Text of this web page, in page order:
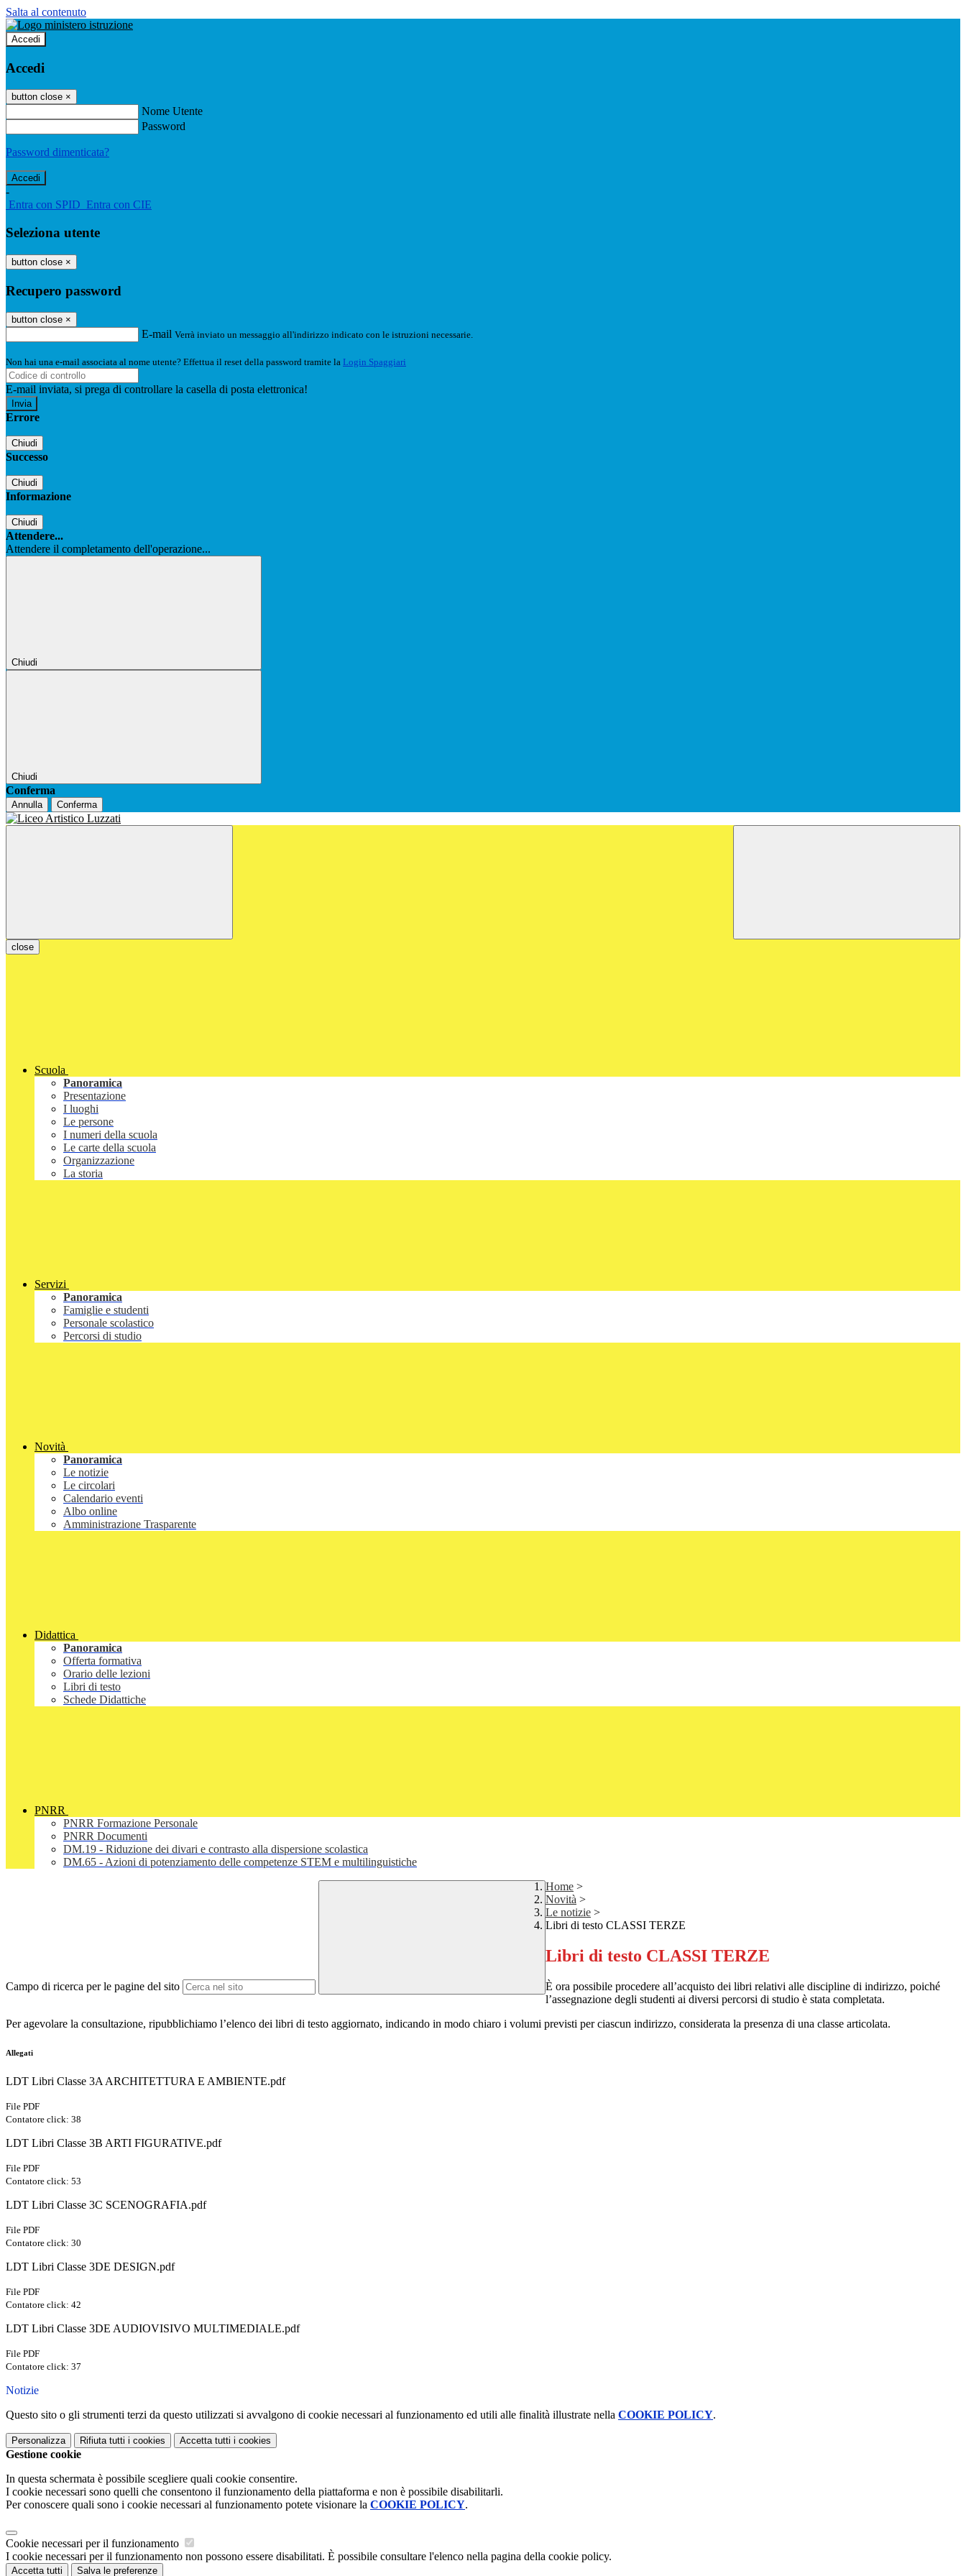
Salta al contenuto
Accedi
Accedi
button close ×
Nome Utente
Password
Password dimenticata?
-
Entra con SPID Entra con CIE
Seleziona utente
button close ×
Recupero password
button close ×
E-mail Verrà inviato un messaggio all'indirizzo indicato con le istruzioni necessarie.
Non hai una e-mail associata al nome utente? Effettua il reset della password tramite la Login Spaggiari
E-mail inviata, si prega di controllare la casella di posta elettronica!
Errore
Chiudi
Successo
Chiudi
Informazione
Chiudi
Attendere...
Attendere il completamento dell'operazione...
Chiudi
Chiudi
Conferma
Annulla Conferma
close
Scuola
Panoramica
Presentazione
I luoghi
Le persone
I numeri della scuola
Le carte della scuola
Organizzazione
La storia
Servizi
Panoramica
Famiglie e studenti
Personale scolastico
Percorsi di studio
Novità
Panoramica
Le notizie
Le circolari
Calendario eventi
Albo online
Amministrazione Trasparente
Didattica
Panoramica
Offerta formativa
Orario delle lezioni
Libri di testo
Schede Didattiche
PNRR
PNRR Formazione Personale
PNRR Documenti
DM.19 - Riduzione dei divari e contrasto alla dispersione scolastica
DM.65 - Azioni di potenziamento delle competenze STEM e multilinguistiche
Campo di ricerca per le pagine del sito
Home >
Novità >
Le notizie >
Libri di testo CLASSI TERZE
Libri di testo CLASSI TERZE
È ora possibile procedere all’acquisto dei libri relativi alle discipline di indirizzo, poiché
l’assegnazione degli studenti ai diversi percorsi di studio è stata completata.
Per agevolare la consultazione, ripubblichiamo l’elenco dei libri di testo aggiornato, indicando in modo chiaro i volumi previsti per ciascun indirizzo, considerata la presenza di una classe articolata.
Allegati
LDT Libri Classe 3A ARCHITETTURA E AMBIENTE.pdf
File PDF
Contatore click: 38
LDT Libri Classe 3B ARTI FIGURATIVE.pdf
File PDF
Contatore click: 53
LDT Libri Classe 3C SCENOGRAFIA.pdf
File PDF
Contatore click: 30
LDT Libri Classe 3DE DESIGN.pdf
File PDF
Contatore click: 42
LDT Libri Classe 3DE AUDIOVISIVO MULTIMEDIALE.pdf
File PDF
Contatore click: 37
Notizie
Questo sito o gli strumenti terzi da questo utilizzati si avvalgono di cookie necessari al funzionamento ed utili alle finalità illustrate nella COOKIE POLICY.
Personalizza Rifiuta tutti i cookies Accetta tutti i cookies
Gestione cookie
In questa schermata è possibile scegliere quali cookie consentire.
I cookie necessari sono quelli che consentono il funzionamento della piattaforma e non è possibile disabilitarli.
Per conoscere quali sono i cookie necessari al funzionamento potete visionare la COOKIE POLICY.
Cookie necessari per il funzionamento
I cookie necessari per il funzionamento non possono essere disabilitati. È possibile consultare l'elenco nella pagina della cookie policy.
Accetta tutti Salva le preferenze